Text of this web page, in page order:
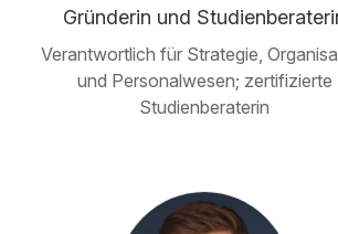
Gründerin und
Verantwortlich für Strategie,
und Personalwesen; zertifizierte
Studienberaterin